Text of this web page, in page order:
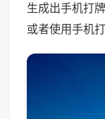
生成出手机打
或者使用手机